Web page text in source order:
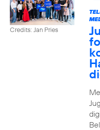
Credits: Jan Pries